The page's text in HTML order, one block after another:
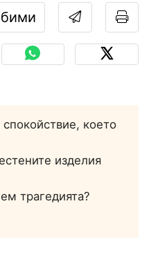
което
изделия
трагедията?